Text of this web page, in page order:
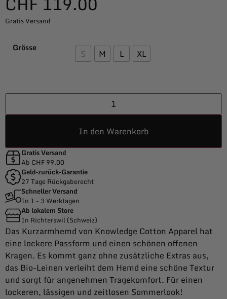
Gratis Versand
Grösse S M L XL
In den Warenkorb
Gratis Versand
Ab CHF 99.00
Geld-zurück-Garantie
27 Tage Rückgaberecht
Schneller Versand
In 1 - 3 Werktagen
Ab lokalem Store
In Richterswil (Schweiz)
Das Kurzarmhemd von Knowledge Cotton Apparel hat
eine lockere Passform und einen schönen offenen
Kragen. Es kommt ganz ohne zusätzliche Extras aus,
das Bio-Leinen verleiht dem Hemd eine schöne Textur
und sorgt für angenehmen Tragekomfort. Für einen
lockeren, lässigen und zeitlosen Sommerlook!